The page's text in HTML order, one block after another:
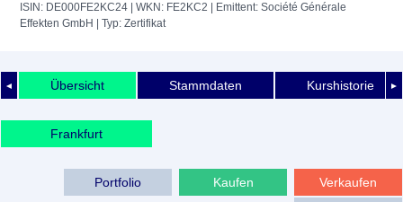
ISIN: DE000FE2KC24 | WKN: FE2KC2 | Emittent: Société Générale
Effekten GmbH
| Typ: Zertifikat
◄ ►
Übersicht Stammdaten Kurshistorie
Frankfurt
Verkaufen
Kaufen
Portfolio